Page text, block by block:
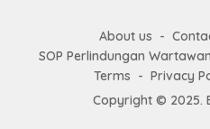
About us
SOP Perlindungan Wartawan
Terms
Privacy
Copyright © 2025.